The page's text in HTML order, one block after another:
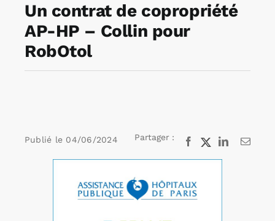
Agenda
Annonces emploi
Un contrat de copropriété
AP-HP – Collin pour
RobOtol
Publié le 04/06/2024 Partager : Facebook
X LinkedInEmail